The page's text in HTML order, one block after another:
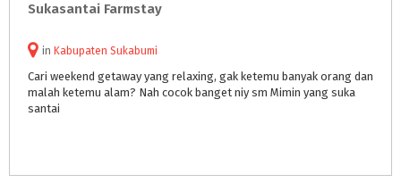
Sukasantai Farmstay
in Kabupaten Sukabumi
Cari weekend getaway yang relaxing, gak ketemu banyak orang dan
malah ketemu alam? Nah cocok banget niy sm Mimin yang suka
santai